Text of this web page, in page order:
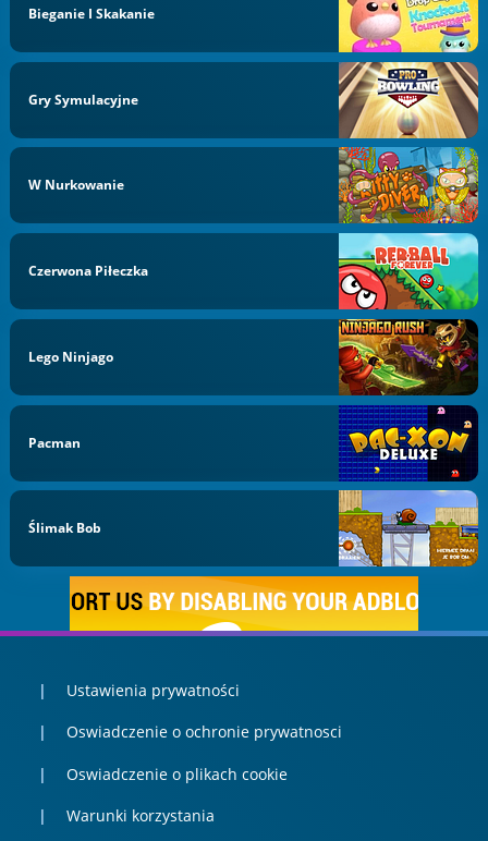
Bieganie I Skakanie
Gry Symulacyjne
W Nurkowanie
Czerwona Piłeczka
Lego Ninjago
Pacman
Ślimak Bob
Ustawienia prywatności
Oswiadczenie o ochronie prywatnosci
Oswiadczenie o plikach cookie
Warunki korzystania